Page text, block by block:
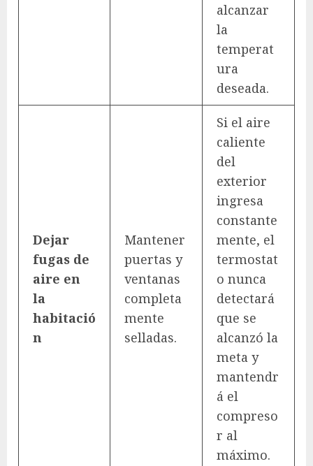
alcanzar
la
temperat
ura
deseada.
Dejar
fugas de
aire en
la
habitació
n
Mantener
puertas y
ventanas
completa
mente
selladas.
Si el aire
caliente
del
exterior
ingresa
constante
mente, el
termostat
o nunca
detectará
que se
alcanzó la
meta y
mantendr
á el
compreso
r al
máximo.